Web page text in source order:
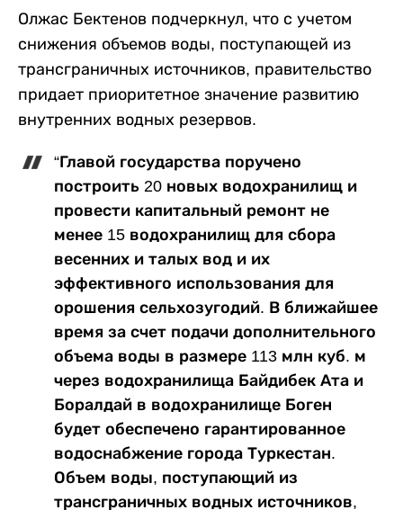
Олжас Бектенов подчеркнул, что с учетом
снижения объемов воды, поступающей из
трансграничных источников, правительство
придает приоритетное значение развитию
внутренних водных резервов.
“Главой государства поручено
построить 20 новых водохранилищ и
провести капитальный ремонт не
менее 15 водохранилищ для сбора
весенних и талых вод и их
эффективного использования для
орошения сельхозугодий. В ближайшее
время за счет подачи дополнительного
объема воды в размере 113 млн куб. м
через водохранилища Байдибек Ата и
Боралдай в водохранилище Боген
будет обеспечено гарантированное
водоснабжение города Туркестан.
Объем воды, поступающий из
трансграничных водных источников,